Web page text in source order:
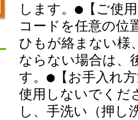
します。●【ご使
コードを任意の位
ひもが絡まない様
ならない場合は、
す。●【お手入れ
使用しないでくだ
し、手洗い（押